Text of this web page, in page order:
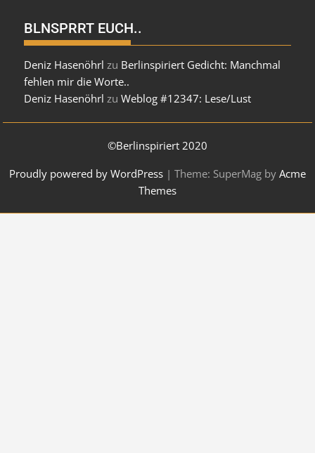
BLNSPRRT EUCH..
Deniz Hasenöhrl zu Berlinspiriert Gedicht: Manchmal
fehlen mir die Worte..
Deniz Hasenöhrl zuWeblog #12347: Lese/Lust
©Berlinspiriert 2020
Proudly powered by WordPress | Theme: SuperMag by Acme
Themes